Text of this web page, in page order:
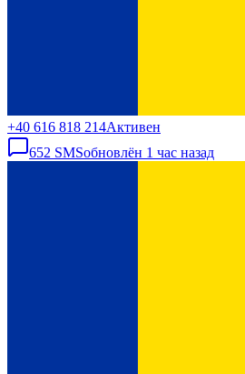
+40 616 818 214Активен
652 SMSобновлён 1 час назад